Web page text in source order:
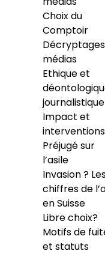
Choix du
Comptoir
Décryptages
médias
Ethique et
journalistique
Impact et
interventions
Préjugé sur
l’asile
Invasion ?
chiffres de
en Suisse
Libre choix?
Motifs de
et statuts